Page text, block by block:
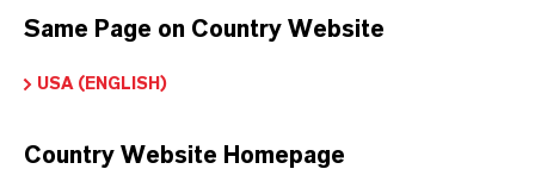
Simon Höwedes
Köln
+49 221 8885 3325
Same Page on Country Website
USA (ENGLISH)
Country Website Homepage